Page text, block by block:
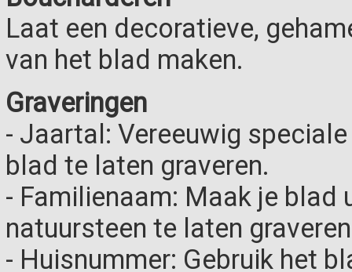
Laat een decoratieve,
van het blad maken.
Graveringen
- Jaartal: Vereeuwig
blad te laten graveren.
- Familienaam: Maak je blad
natuursteen te laten
- Huisnummer: Gebruik het